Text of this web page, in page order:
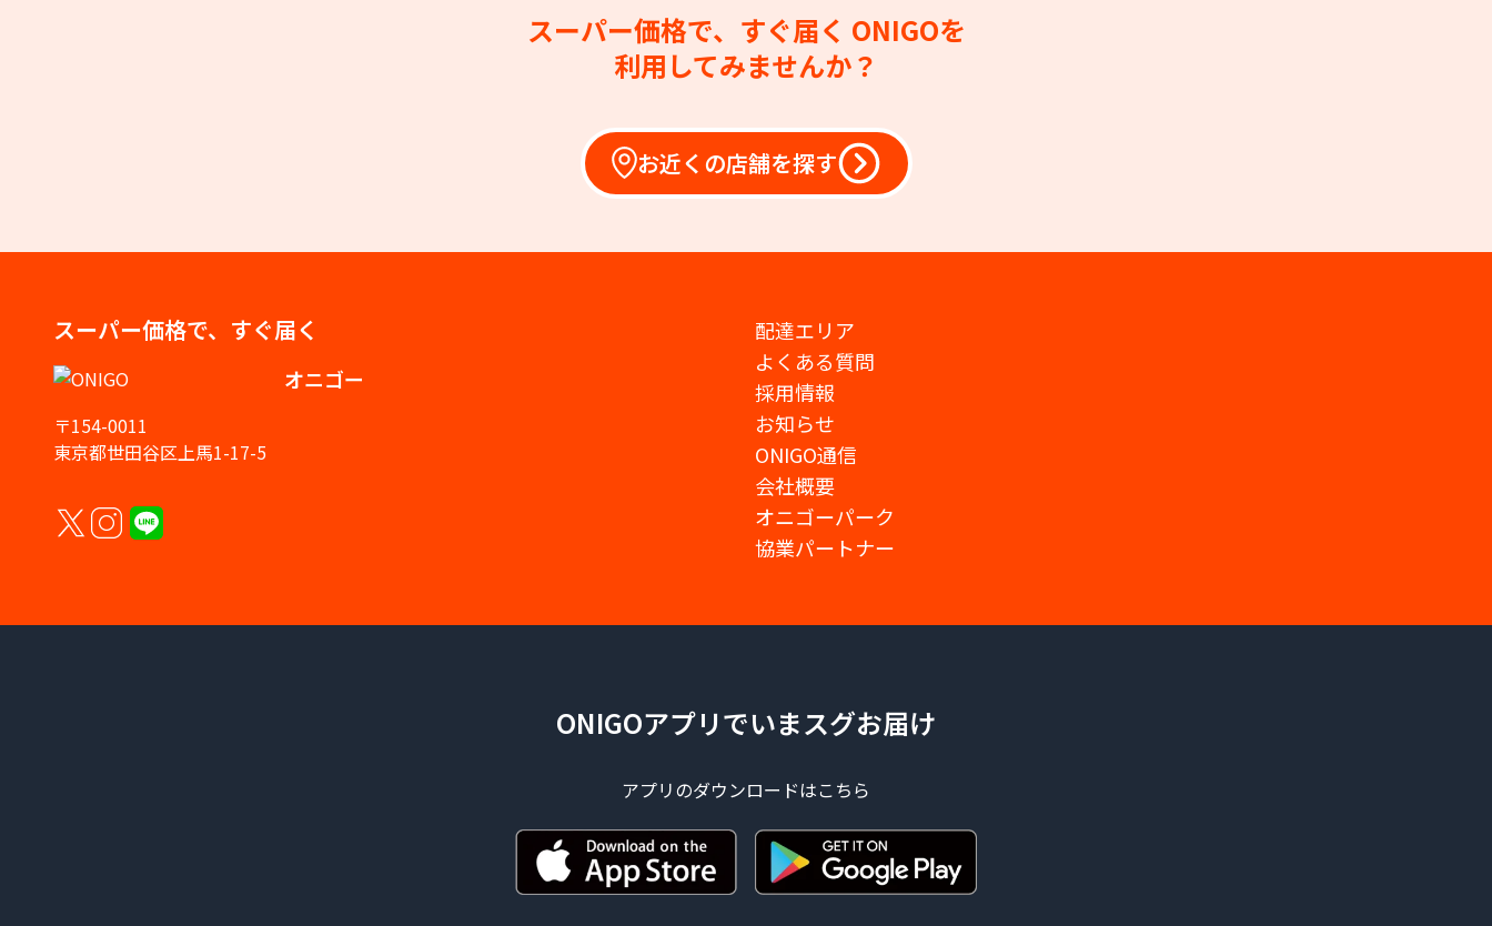
スーパー価格で、すぐ届く ONIGOを
利用してみませんか？
お近くの店舗を探す
スーパー価格で、すぐ届く
オニゴー
〒154-0011
東京都世田谷区上馬1-17-5
配達エリア
よくある質問
採用情報
お知らせ
ONIGO通信
会社概要
オニゴーパーク
協業パートナー
ONIGOアプリでいまスグお届け
アプリのダウンロードはこちら